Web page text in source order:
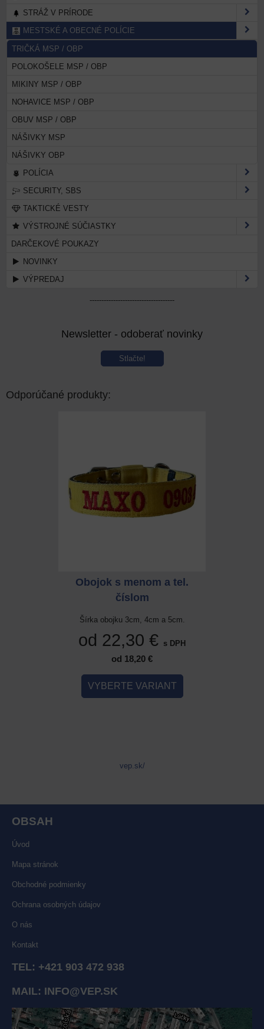
STRÁŽ V PRÍRODE
MESTSKÉ A OBECNÉ POLÍCIE
TRIČKÁ MSP / OBP
POLOKOŠELE MSP / OBP
MIKINY MSP / OBP
NOHAVICE MSP / OBP
OBUV MSP / OBP
NÁŠIVKY MSP
NÁŠIVKY OBP
POLÍCIA
SECURITY, SBS
TAKTICKÉ VESTY
VÝSTROJNÉ SÚČIASTKY
DARČEKOVÉ POUKAZY
NOVINKY
VÝPREDAJ
------------------------------------
Newsletter - odoberať novinky
Stlačte!
Odporúčané produkty:
Obojok s menom a tel.
číslom
Šírka obojku 3cm, 4cm a 5cm.
od 22,30 € s DPH
od 18,20 €
VYBERTE VARIANT
vep.sk/
OBSAH
Úvod
Mapa stránok
Obchodné podmienky
Ochrana osobných údajov
O nás
Kontakt
TEL: +421 903 472 938
MAIL: INFO@VEP.SK